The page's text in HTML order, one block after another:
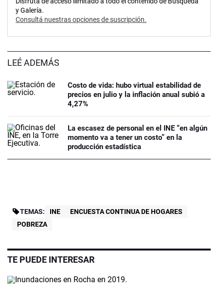
y Galería.
Consultá nuestras opciones de suscripción.
LEÉ ADEMÁS
Costo de vida: hubo virtual estabilidad de
precios en julio y la inflación anual subió a
4,27%
La escasez de personal en el INE “en algún
momento va a tener un costo” en la
producción estadística
TEMAS: INE
ENCUESTA CONTINUA DE HOGARES
POBREZA
TE PUEDE INTERESAR